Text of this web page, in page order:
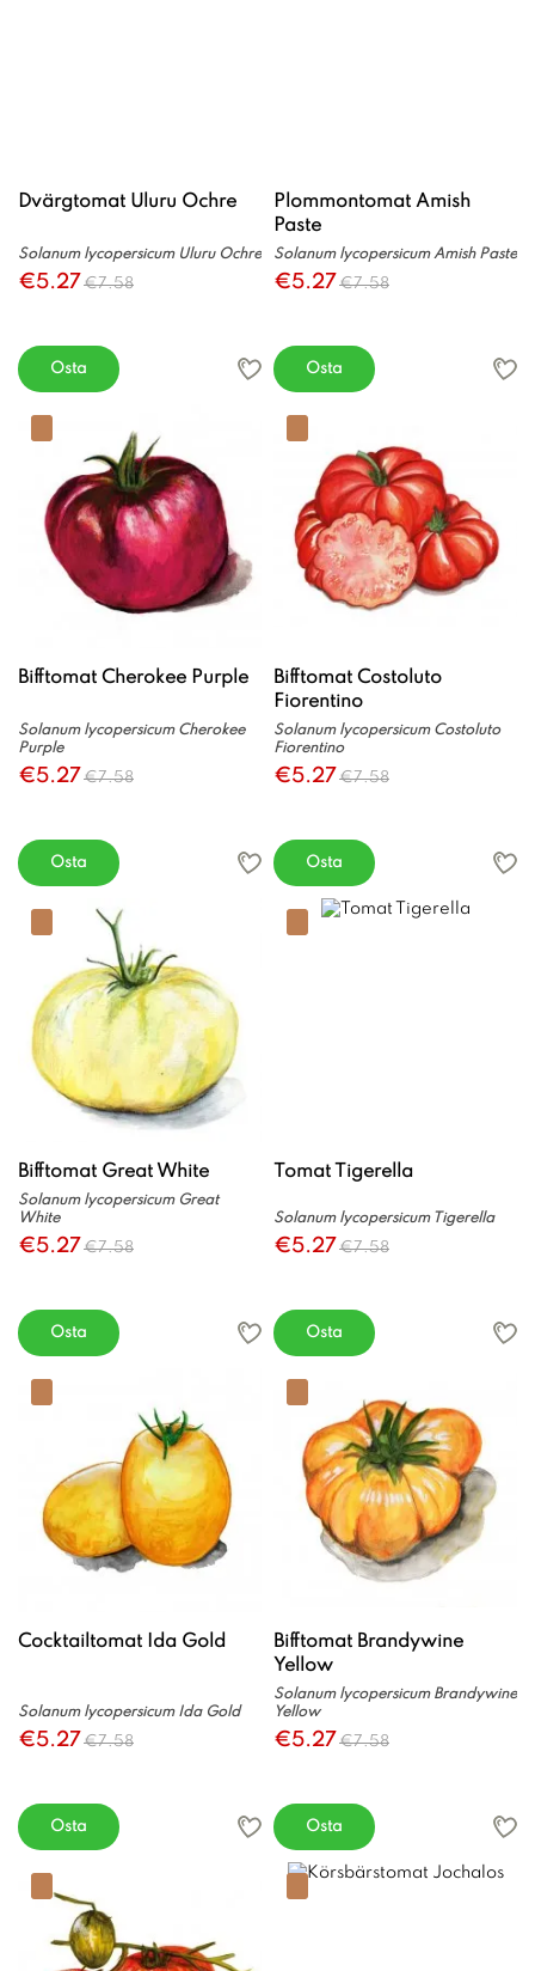
Dvärgtomat Uluru Ochre
Solanum lycopersicum Uluru Ochre
€5.27 €7.58
Osta
Plommontomat Amish
Paste
Solanum lycopersicum Amish Paste
€5.27 €7.58
Osta
Bifftomat Cherokee Purple
Solanum lycopersicum Cherokee
Purple
€5.27 €7.58
Osta
Bifftomat Costoluto
Fiorentino
Solanum lycopersicum Costoluto
Fiorentino
€5.27 €7.58
Osta
Bifftomat Great White
Solanum lycopersicum Great
White
€5.27 €7.58
Osta
Tomat Tigerella
Solanum lycopersicum Tigerella
€5.27 €7.58
Osta
Cocktailtomat Ida Gold
Solanum lycopersicum Ida Gold
€5.27 €7.58
Osta
Bifftomat Brandywine
Yellow
Solanum lycopersicum Brandywine
Yellow
€5.27 €7.58
Osta